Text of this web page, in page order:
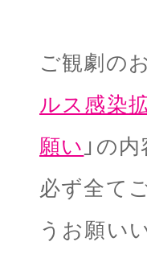
ご観劇の
ルス感染
願い 」の
必ず全て
うお願い